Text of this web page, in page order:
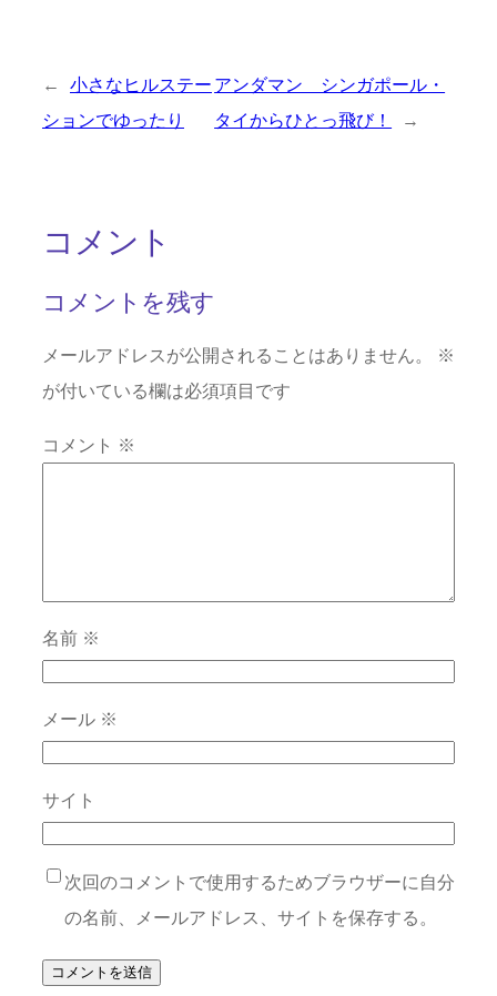
←
小さなヒルステー
ションでゆったり
アンダマン シンガポール・
タイからひとっ飛び！
→
コメント
コメントを残す
メールアドレスが公開されることはありません。
※
が付いている欄は必須項目です
コメント ※
名前 ※
メール ※
サイト
次回のコメントで使用するためブラウザーに自分
の名前、メールアドレス、サイトを保存する。